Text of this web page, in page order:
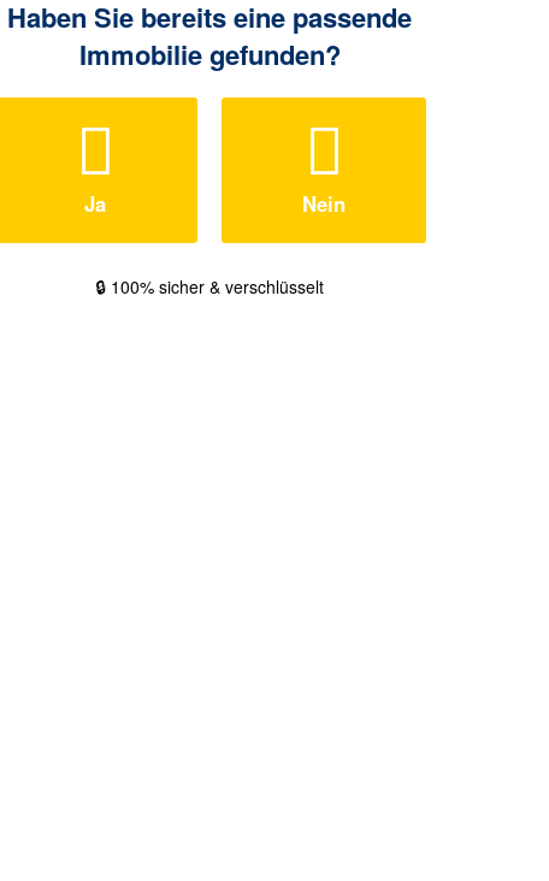
Haben Sie bereits eine passende
Immobilie gefunden?
Ja Nein
🔒 100% sicher & verschlüsselt